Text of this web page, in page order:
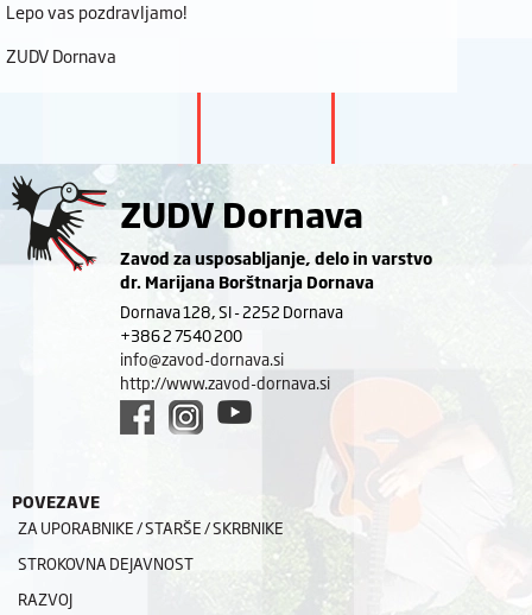
Lepo vas pozdravljamo!
ZUDV Dornava
ZUDV Dornava
Zavod za usposabljanje, delo in varstvo
dr. Marijana Borštnarja Dornava
Dornava 128, SI - 2252 Dornava
+386 2 7540 200
info@zavod-dornava.si
http://www.zavod-dornava.si
POVEZAVE
ZA UPORABNIKE / STARŠE / SKRBNIKE
STROKOVNA DEJAVNOST
RAZVOJ